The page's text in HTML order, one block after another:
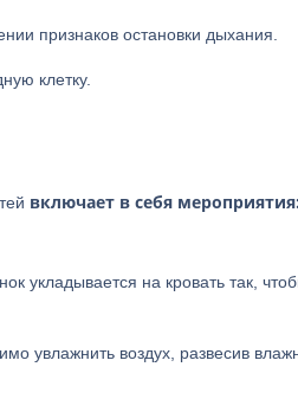
признаков остановки дыхания.
клетку.
включает в себя мероприятия:
укладывается на кровать так,
увлажнить воздух, развесив